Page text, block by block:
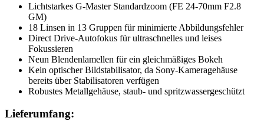
Lichtstarkes G-Master Standardzoom (FE 24-70mm F2.8
GM)
18 Linsen in 13 Gruppen für minimierte Abbildungsfehler
Direct Drive-Autofokus für ultraschnelles und leises
Fokussieren
Neun Blendenlamellen für ein gleichmäßiges Bokeh
Kein optischer Bildstabilisator, da Sony-Kameragehäuse
bereits über Stabilisatoren verfügen
Robustes Metallgehäuse, staub- und spritzwassergeschützt
Lieferumfang: